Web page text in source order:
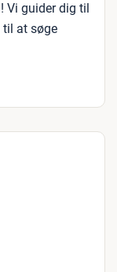
Vi guider dig til
til at søge